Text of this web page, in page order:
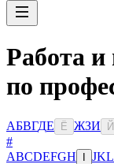
Работа и
по
АБВГДЕ Ё ЖЗИ Й
#
ABCDEFGH JKL